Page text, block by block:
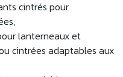
cintrés pour
lanterneaux et
cintrées adaptables aux